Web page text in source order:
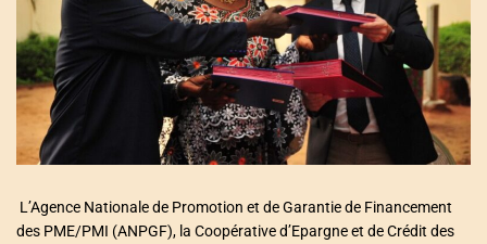
a
L’Agence Nationale de Promotion et de Garantie de Financement
des PME/PMI (ANPGF), la Coopérative d’Epargne et de Crédit des